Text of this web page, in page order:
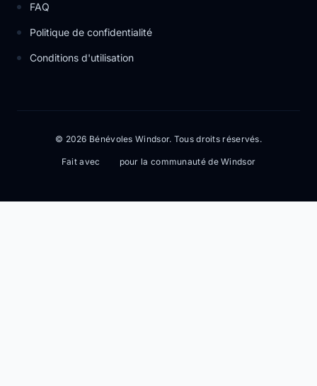
FAQ
Politique de confidentialité
Conditions d'utilisation
© 2026 Bénévoles Windsor. Tous droits réservés.
Fait avec pour la communauté de Windsor